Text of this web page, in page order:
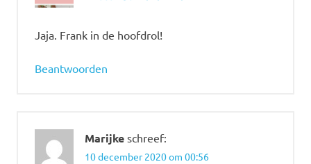
Jaja. Frank in de hoofdrol!
Beantwoorden
Marijke schreef:
10 december 2020 om 00:56